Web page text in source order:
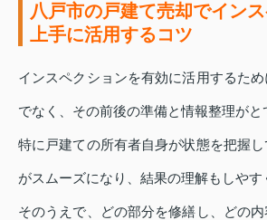
八戸市の戸建て売却でイン
上手に活用するコツ
インスペクションを有効に活用するた
でなく、その前後の準備と情報整理がと
特に戸建ての所有者自身が状態を把握
がスムーズになり、結果の理解もしやす
そのうえで、どの部分を修繕し、どの内